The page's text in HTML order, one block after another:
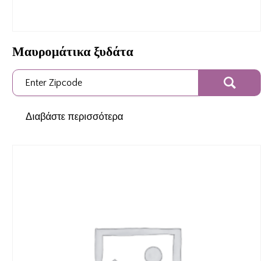
Μαυρομάτικα ξυδάτα
Διαβάστε περισσότερα